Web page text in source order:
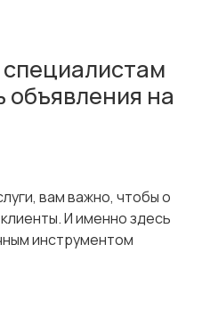
объявления на
вам важно, чтобы о
И именно здесь
инструментом